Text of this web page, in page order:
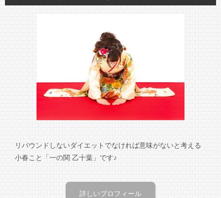
リバウンドしないダイエットでなければ意味がないと考える
小春こと「一の関 乙十葉」です♪
詳しいプロフィール